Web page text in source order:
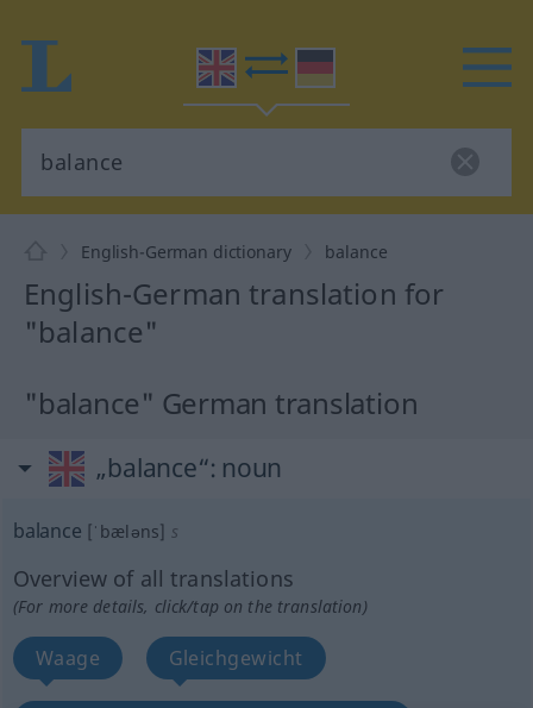
English-German dictionary balance
English-German translation for
"balance"
"balance" German translation
„balance“: noun
balance [ˈbæləns] s
Overview of all translations
(For more details, click/tap on the translation)
Waage Gleichgewicht